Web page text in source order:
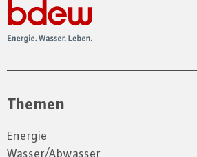
Themen
Energie
Wasser/Abwasser